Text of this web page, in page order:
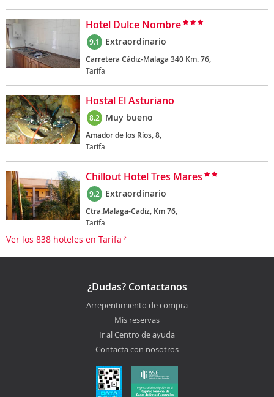
Hotel Dulce Nombre
9.1 Extraordinario
Carretera Cádiz-Malaga 340 Km. 76,
Tarifa
Hostal El Asturiano
8.2 Muy bueno
Amador de los Ríos, 8,
Tarifa
Chillout Hotel Tres Mares
9.2 Extraordinario
Ctra.Malaga-Cadiz, Km 76,
Tarifa
Ver los 838 hoteles en Tarifa
¿Dudas? Contactanos
Arrepentimiento de compra
Mis reservas
Ir al Centro de ayuda
Contacta con nosotros